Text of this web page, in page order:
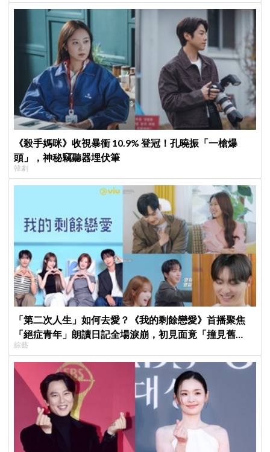
《殺手媽咪》收視暴衝 10.9% 登冠！孔曉振「一槍爆
頭」，神秘竊聽器埋伏筆
韓劇
「第二次人生」如何去愛？《我的剩餘戀愛》首播聚焦
「絕症青年」朗讀日記全場淚崩，初見面竟「撞見舊
識」！
綜藝